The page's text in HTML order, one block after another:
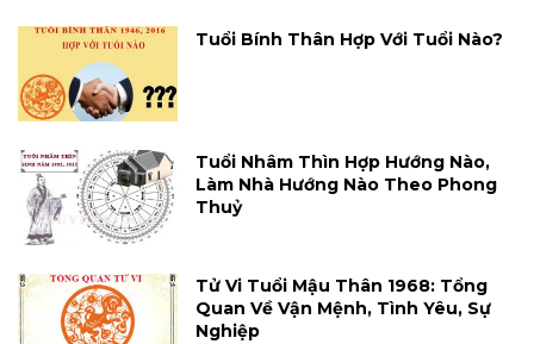
Tuổi Bính Thân Hợp Với Tuổi Nào?
Tuổi Nhâm Thìn Hợp Hướng Nào,
Làm Nhà Hướng Nào Theo Phong
Thuỷ
Tử Vi Tuổi Mậu Thân 1968: Tổng
Quan Về Vận Mệnh, Tình Yêu, Sự
Nghiệp